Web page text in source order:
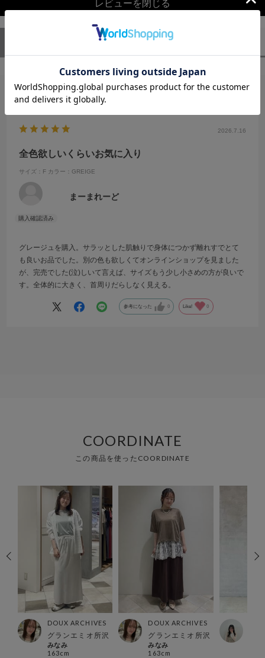
レビューを閉じる
（1） スタッフレビュー
絞り込み 表示：新しい順
2026.7.16
全色欲しいくらいお気に入り
サイズ：F カラー：GREIGE
まーまれーど
グレージュを購入。サラッとした肌触りで身体につかず離れすでとて
も良いお品でした。別の色も欲しくてオンラインショップを見ました
が、完売でした(泣)しいて言えば、サイズもう少し小さめの方が良いで
す。全体的に大きく、首周りだらしなく見える。
参考になった 0 Like! 0
COORDINATE
この商品を使ったCOORDINATE
DOUX ARCHIVES
グランエミオ所沢
みなみ
163cm
DOUX ARCHIVES
グランエミオ所沢
みなみ
163cm